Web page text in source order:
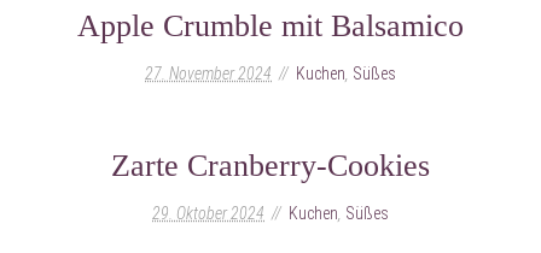
Apple Crumble mit Balsamico
27. November 2024 Kuchen Süßes
Zarte Cranberry-Cookies
29. Oktober 2024 Kuchen Süßes